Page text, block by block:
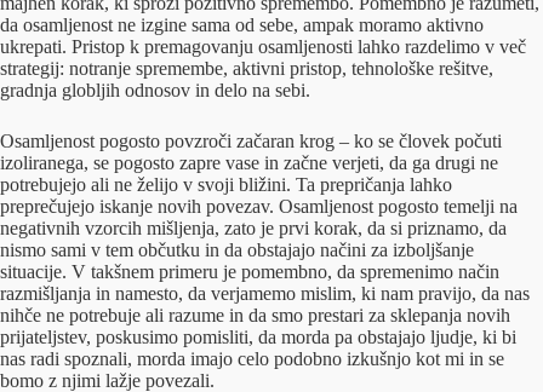
da osamljenost ne izgine sama od sebe, ampak moramo aktivno
ukrepati. Pristop k premagovanju osamljenosti lahko razdelimo v več
strategij: notranje spremembe, aktivni pristop, tehnološke rešitve,
gradnja globljih odnosov in delo na sebi.
Osamljenost pogosto povzroči začaran krog – ko se človek počuti
izoliranega, se pogosto zapre vase in začne verjeti, da ga drugi ne
potrebujejo ali ne želijo v svoji bližini. Ta prepričanja lahko
preprečujejo iskanje novih povezav. Osamljenost pogosto temelji na
negativnih vzorcih mišljenja, zato je prvi korak, da si priznamo, da
nismo sami v tem občutku in da obstajajo načini za izboljšanje
situacije. V takšnem primeru je pomembno, da spremenimo način
razmišljanja in namesto, da verjamemo mislim, ki nam pravijo, da nas
nihče ne potrebuje ali razume in da smo prestari za sklepanja novih
prijateljstev, poskusimo pomisliti, da morda pa obstajajo ljudje, ki bi
nas radi spoznali, morda imajo celo podobno izkušnjo kot mi in se
bomo z njimi lažje povezali.